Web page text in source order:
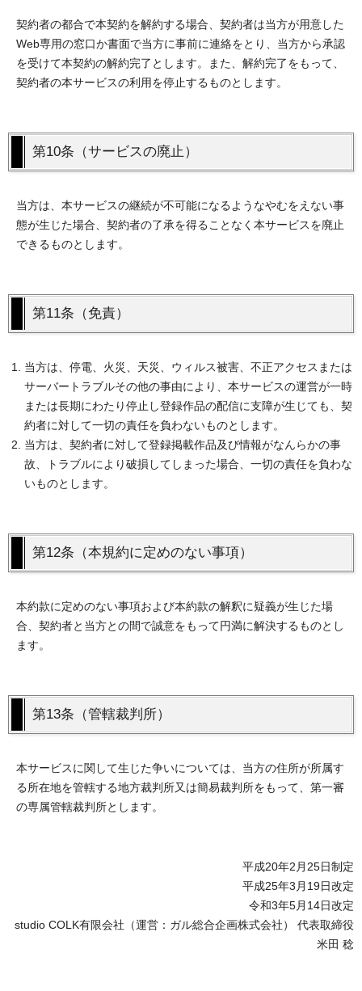
契約者の都合で本契約を解約する場合、契約者は当方が用意した
Web専用の窓口か書面で当方に事前に連絡をとり、当方から承認
を受けて本契約の解約完了とします。また、解約完了をもって、
契約者の本サービスの利用を停止するものとします。
第10条（サービスの廃止）
当方は、本サービスの継続が不可能になるようなやむをえない事
態が生じた場合、契約者の了承を得ることなく本サービスを廃止
できるものとします。
第11条（免責）
当方は、停電、火災、天災、ウィルス被害、不正アクセスまたは
サーバートラブルその他の事由により、本サービスの運営が一時
または長期にわたり停止し登録作品の配信に支障が生じても、契
約者に対して一切の責任を負わないものとします。
当方は、契約者に対して登録掲載作品及び情報がなんらかの事
故、トラブルにより破損してしまった場合、一切の責任を負わな
いものとします。
第12条（本規約に定めのない事項）
本約款に定めのない事項および本約款の解釈に疑義が生じた場
合、契約者と当方との間で誠意をもって円満に解決するものとし
ます。
第13条（管轄裁判所）
本サービスに関して生じた争いについては、当方の住所が所属す
る所在地を管轄する地方裁判所又は簡易裁判所をもって、第一審
の専属管轄裁判所とします。
平成20年2月25日制定
平成25年3月19日改定
令和3年5月14日改定
studio COLK有限会社（運営：ガル総合企画株式会社） 代表取締役
米田 稔